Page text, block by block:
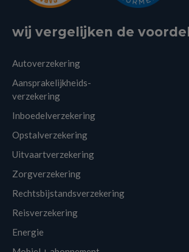
wij vergelijken de
Autoverzekering
Aansprakelijkheids-
verzekering
Inboedelverzekering
Opstalverzekering
Uitvaartverzekering
Zorgverzekering
Rechtsbijstandsverzekering
Reisverzekering
Energie